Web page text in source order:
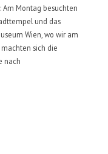
Am Montag besuchten
und das
Wien, wo wir am
machten sich die
nach